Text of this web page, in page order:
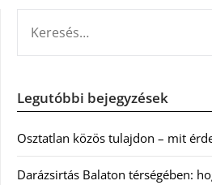
Legutóbbi bejegyzések
Osztatlan közös tulajdon – mit
Darázsirtás Balaton térségében: